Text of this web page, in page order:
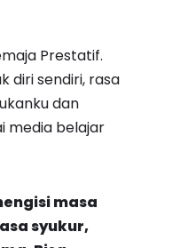
Prestatif.
diri sendiri, rasa
dan
media belajar
masa
syukur,